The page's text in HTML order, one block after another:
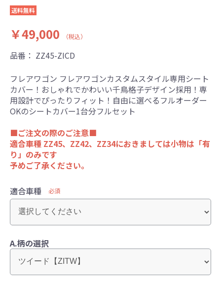
送料無料
￥49,000 （税込）
品番： ZZ45-ZICD
フレアワゴン フレアワゴンカスタムスタイル専用シート
カバー！おしゃれでかわいい千鳥格子デザイン採用！専
用設計でぴったりフィット！自由に選べるフルオーダー
OKのシートカバー1台分フルセット
■ご注文の際のご注意■
適合車種 ZZ45、ZZ42、ZZ34におきましては小物は「有
り」のみです
予めご了承ください。
適合車種 必須
A.柄の選択